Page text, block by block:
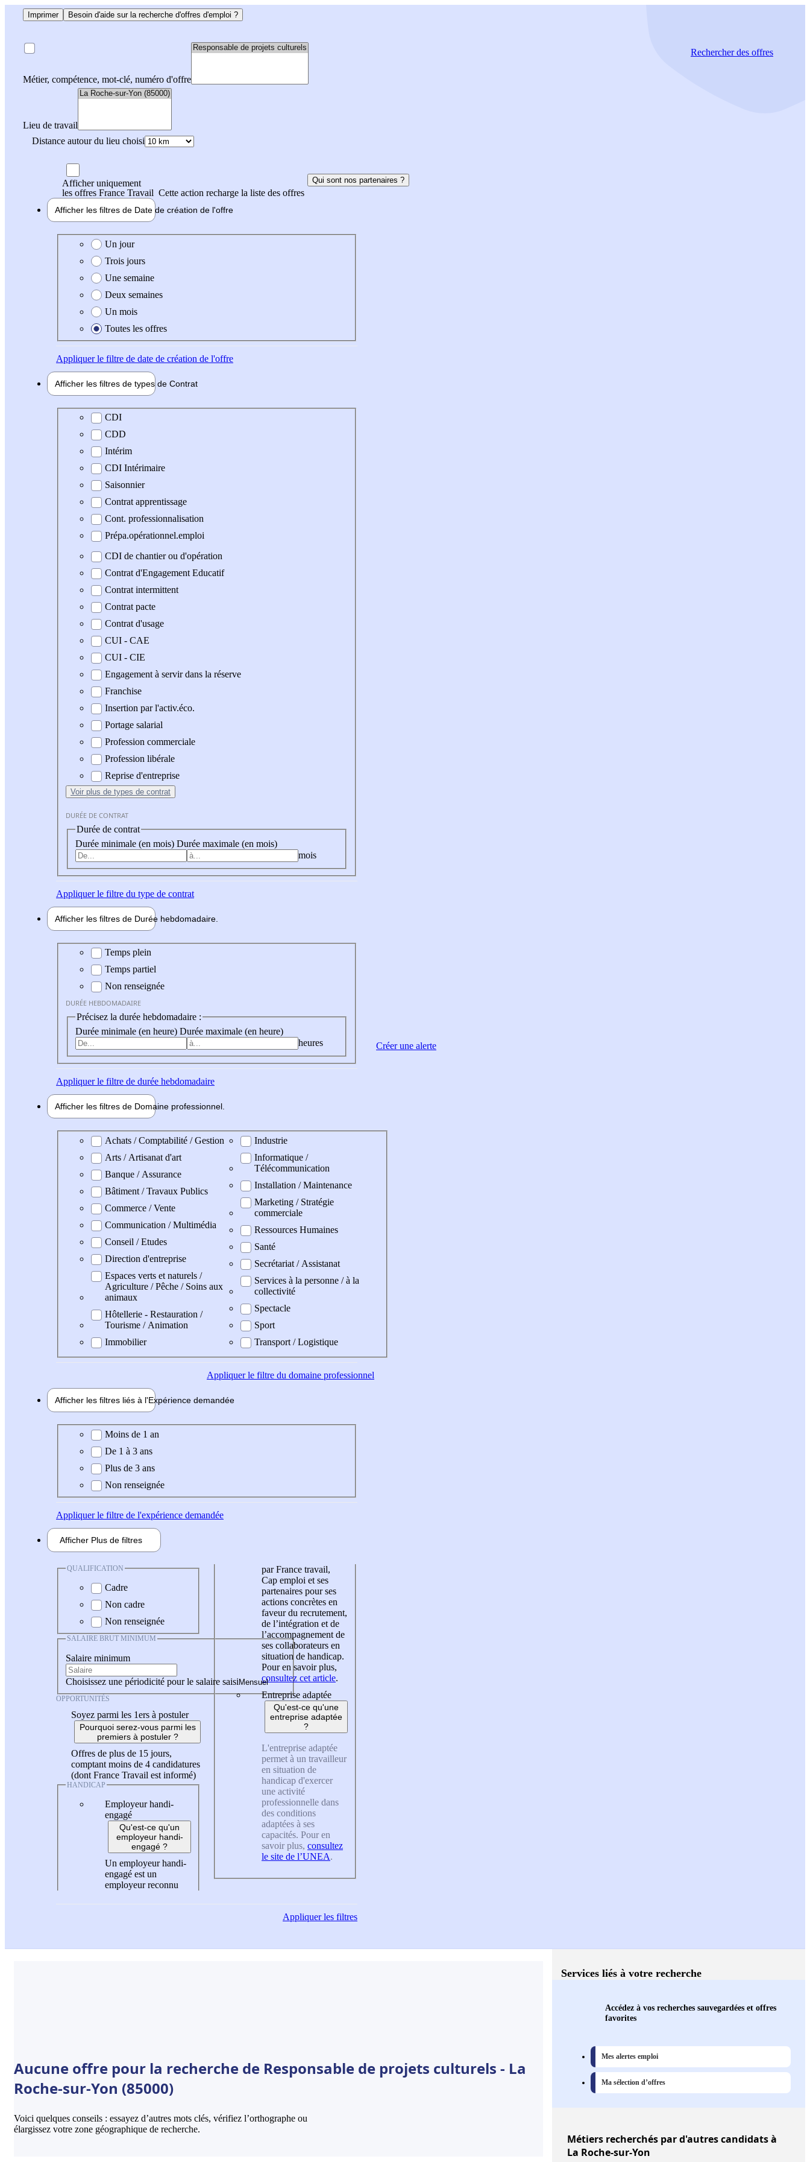
Imprimer Besoin d'aide sur la recherche d'offres d'emploi ?
Métier, compétence, mot-clé, numéro d'offre
Lieu de travail
Distance autour du lieu choisi
Rechercherdes offres
Afficher uniquement
les offres France Travail Cette action recharge la liste des offres
Qui sont nos partenaires ?
Afficher les filtres de Date de création de l'offre
Date de création de l'offre
Un jour
Trois jours
Une semaine
Deux semaines
Un mois
Toutes les offres
Appliquerle filtre de date de création de l'offre
Afficher les filtres de types de Contrat
Type de contrat
CDI
CDD
Intérim
CDI Intérimaire
Saisonnier
Contrat apprentissage
Cont. professionnalisation
Prépa.opérationnel.emploi
CDI de chantier ou d'opération
Contrat d'Engagement Educatif
Contrat intermittent
Contrat pacte
Contrat d'usage
CUI - CAE
CUI - CIE
Engagement à servir dans la réserve
Franchise
Insertion par l'activ.éco.
Portage salarial
Profession commerciale
Profession libérale
Reprise d'entreprise
Voir plus de types de contrat
DURÉE DE CONTRAT
Durée de contrat
Durée minimale (en mois) Durée maximale (en mois)
mois
Appliquerle filtre du type de contrat
Afficher les filtres de Durée hebdomadaire
Durée hebdomadaire
Temps plein
Temps partiel
Non renseignée
DURÉE HEBDOMADAIRE
Précisez la durée hebdomadaire :
Durée minimale (en heure) Durée maximale (en heure)
heures
Appliquerle filtre de durée hebdomadaire
Afficher les filtres de Domaine professionnel
Domaine professionel
Achats / Comptabilité / Gestion
Arts / Artisanat d'art
Banque / Assurance
Bâtiment / Travaux Publics
Commerce / Vente
Communication / Multimédia
Conseil / Etudes
Direction d'entreprise
Espaces verts et naturels /
Agriculture / Pêche / Soins aux
animaux
Hôtellerie - Restauration /
Tourisme / Animation
Immobilier
Industrie
Informatique /
Télécommunication
Installation / Maintenance
Marketing / Stratégie
commerciale
Ressources Humaines
Santé
Secrétariat / Assistanat
Services à la personne / à la
collectivité
Spectacle
Sport
Transport / Logistique
Appliquerle filtre du domaine professionnel
Afficher les filtres liés à l'Expérience demandée
Expérience demandée
Moins de 1 an
De 1 à 3 ans
Plus de 3 ans
Non renseignée
Appliquerle filtre de l'expérience demandée
Afficher Plus de filtres
QUALIFICATION
Cadre
Non cadre
Non renseignée
SALAIRE BRUT MINIMUM
Salaire minimum
Choisissez une périodicité pour le salaire saisi
OPPORTUNITÉS
Soyez parmi les 1ers à postuler
Pourquoi serez-vous parmi les
premiers à postuler ?
Offres de plus de 15 jours,
comptant moins de 4 candidatures
(dont France Travail est informé)
HANDICAP
Employeur handi-
engagé
Qu'est-ce qu'un
employeur handi-
engagé ?
Un employeur handi-
engagé est un
employeur reconnu
par France travail,
Cap emploi et ses
partenaires pour ses
actions concrètes en
faveur du recrutement,
de l’intégration et de
l’accompagnement de
ses collaborateurs en
situation de handicap.
Pour en savoir plus,
consultez cet article.
Entreprise adaptée
Qu'est-ce qu'une
entreprise adaptée
?
L'entreprise adaptée
permet à un travailleur
en situation de
handicap d'exercer
une activité
professionnelle dans
des conditions
adaptées à ses
capacités. Pour en
savoir plus, consultez
le site de l’UNEA.
Appliquerles filtres
Créer une alerte
Aucune offre pour la recherche de Responsable de projets culturels - La
Roche-sur-Yon (85000)
Voici quelques conseils : essayez d’autres mots clés, vérifiez l’orthographe ou
élargissez votre zone géographique de recherche.
Services liés à votre recherche
Accédez à vos recherches sauvegardées et offres
favorites
Mes alertes emploi
Ma sélection d’offres
Métiers recherchés par d'autres candidats à
La Roche-sur-Yon